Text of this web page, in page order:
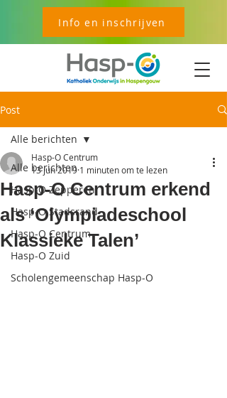
Info en inschrijven
Post
Alle berichten
Hasp-O Zepperen
Hasp-O Stadsrand
Hasp-O Centrum
Hasp-O Zuid
Scholengemeenschap Hasp-O
Alle berichten
Hasp-O Centrum erkend
als ‘Olympiadeschool
Klassieke Talen’
Hasp-O Centrum
13 jun 2019 1 minuten om te lezen